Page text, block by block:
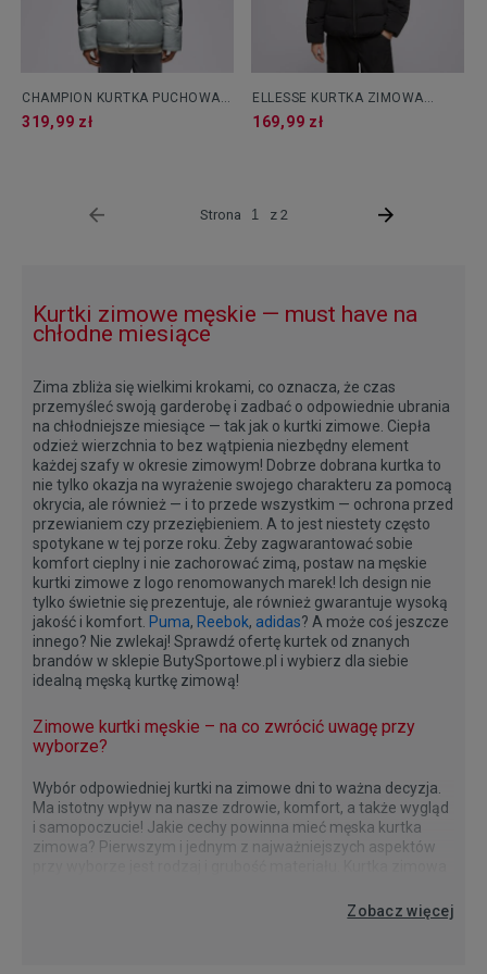
CHAMPION KURTKA PUCHOWA
JACKET
319,99 zł
ELLESSE KURTKA ZIMOWA
NEBULA BLK PADDED JACKET
169,99 zł
Strona z 2
Zobacz więcej
Kurtki zimowe męskie — must have na
chłodne miesiące
Zima zbliża się wielkimi krokami, co oznacza, że czas
przemyśleć swoją garderobę i zadbać o odpowiednie ubrania
na chłodniejsze miesiące — tak jak o kurtki zimowe. Ciepła
odzież wierzchnia to bez wątpienia niezbędny element
każdej szafy w okresie zimowym! Dobrze dobrana kurtka to
nie tylko okazja na wyrażenie swojego charakteru za pomocą
okrycia, ale również — i to przede wszystkim — ochrona przed
przewianiem czy przeziębieniem. A to jest niestety często
spotykane w tej porze roku. Żeby zagwarantować sobie
komfort cieplny i nie zachorować zimą, postaw na męskie
kurtki zimowe z logo renomowanych marek! Ich design nie
tylko świetnie się prezentuje, ale również gwarantuje wysoką
jakość i komfort. Puma, Reebok, adidas? A może coś jeszcze
innego? Nie zwlekaj! Sprawdź ofertę kurtek od znanych
brandów w sklepie ButySportowe.pl i wybierz dla siebie
idealną męską kurtkę zimową!
Zimowe kurtki męskie – na co zwrócić uwagę przy
wyborze?
Wybór odpowiedniej kurtki na zimowe dni to ważna decyzja.
Ma istotny wpływ na nasze zdrowie, komfort, a także wygląd
i samopoczucie! Jakie cechy powinna mieć męska kurtka
zimowa? Pierwszym i jednym z najważniejszych aspektów
wybierać modele wykonane z trwałego tworzywa dającego
wiesz, jaką wybrać? Chcesz odświeżyć swój zimowy set?
aktywności na zewnątrz, a casualowy klimat to nie jest coś,
Sportowa czy casualowa? Wiesz już, która kurtka wyląduje w